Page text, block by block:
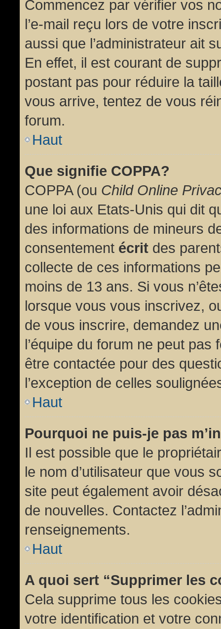
Commencez par vérifier vos
l’e-mail reçu lors de votre
aussi que l’administrateur ait
En effet, il est courant de
postant pas pour réduire la
vous arrive, tentez de vous
forum.
Haut
Que signifie COPPA?
COPPA (ou Child Online
une loi aux Etats-Unis qui dit
des informations de mineurs
consentement écrit des
collecte de ces informations
moins de 13 ans. Si vous
lorsque vous vous inscrivez,
de vous inscrire, demandez
l’équipe du forum ne peut
être contactée pour des
l’exception de celles
Haut
Pourquoi ne puis-je pas
Il est possible que le
le nom d’utilisateur que vous
site peut également avoir
de nouvelles. Contactez
renseignements.
Haut
A quoi sert “Supprimer les
Cela supprime tous les
votre identification et votre